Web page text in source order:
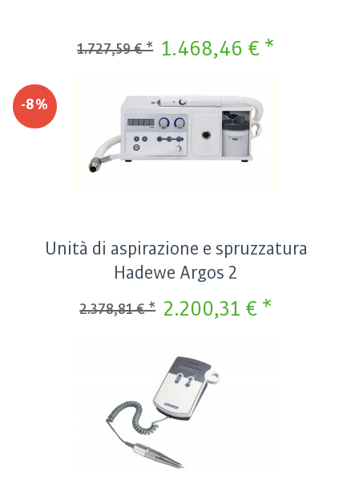
1.468,46 € *
1.727,59 € *
-8%
Unità di aspirazione e spruzzatura
Hadewe Argos 2
2.200,31 € *
2.378,81 € *